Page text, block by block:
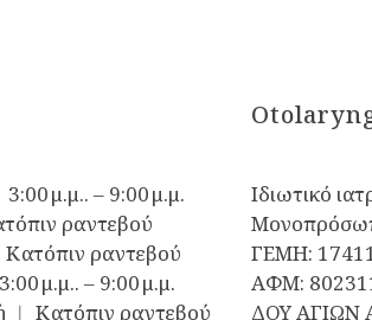
μ.μ.. – 9:00 μ.μ.
ραντεβού
ραντεβού
μ.μ.. – 9:00 μ.μ.
Κατόπιν ραντεβού
Ιδιωτικό
ΓΕΜΗ:
ΑΦΜ:
ΔΟΥ ΑΓΙΩΝ